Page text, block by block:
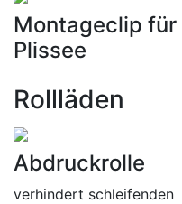
Montageclip für
Plissee
Rollläden
Abdruckrolle
verhindert schleifenden